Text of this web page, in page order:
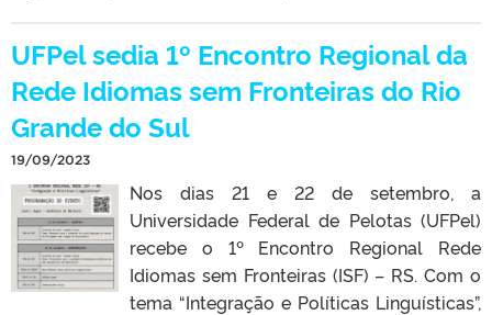
UFPel sedia 1º Encontro Regional da
Rede Idiomas sem Fronteiras do Rio
Grande do Sul
19/09/2023
Nos dias 21 e 22 de setembro, a
Universidade Federal de Pelotas (UFPel)
recebe o 1º Encontro Regional Rede
Idiomas sem Fronteiras (ISF) – RS. Com o
tema “Integração e Políticas Linguísticas”,